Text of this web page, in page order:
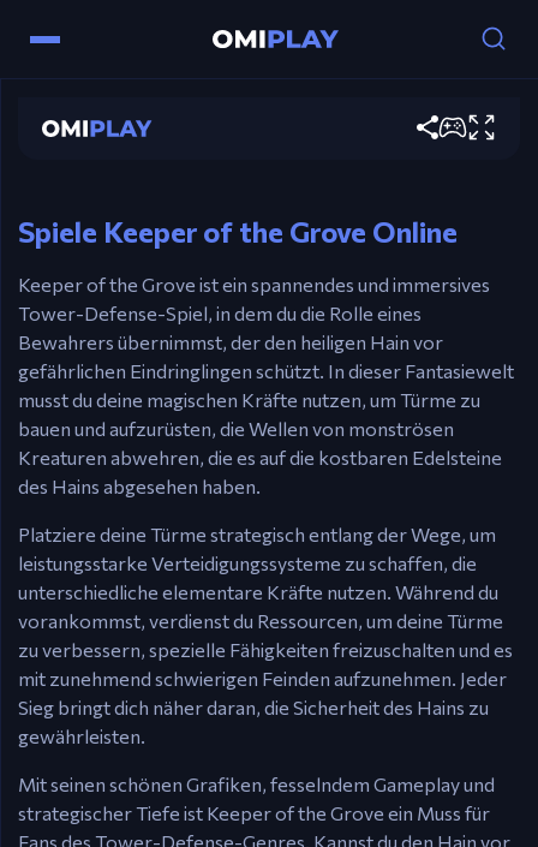
Keeper of the Grove
Steuerung
Maus – Platzieren & Aufrüsten von Türmen.
Enter – starte die Welle.
Spiele Keeper of the Grove Online
Keeper of the Grove ist ein spannendes und immersives
Tower-Defense-Spiel, in dem du die Rolle eines
Bewahrers übernimmst, der den heiligen Hain vor
gefährlichen Eindringlingen schützt. In dieser Fantasiewelt
musst du deine magischen Kräfte nutzen, um Türme zu
bauen und aufzurüsten, die Wellen von monströsen
Kreaturen abwehren, die es auf die kostbaren Edelsteine
des Hains abgesehen haben.
Platziere deine Türme strategisch entlang der Wege, um
leistungsstarke Verteidigungssysteme zu schaffen, die
unterschiedliche elementare Kräfte nutzen. Während du
vorankommst, verdienst du Ressourcen, um deine Türme
zu verbessern, spezielle Fähigkeiten freizuschalten und es
mit zunehmend schwierigen Feinden aufzunehmen. Jeder
Sieg bringt dich näher daran, die Sicherheit des Hains zu
gewährleisten.
Mit seinen schönen Grafiken, fesselndem Gameplay und
strategischer Tiefe ist Keeper of the Grove ein Muss für
Fans des Tower-Defense-Genres. Kannst du den Hain vor